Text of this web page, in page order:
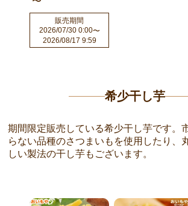
販売期間
2026/07/30 0:00〜
2026/08/17 9:59
希少干し芋
期間限定販売している希少干し芋です。
らない品種のさつまいもを使用したり、
しい製法の干し芋もございます。